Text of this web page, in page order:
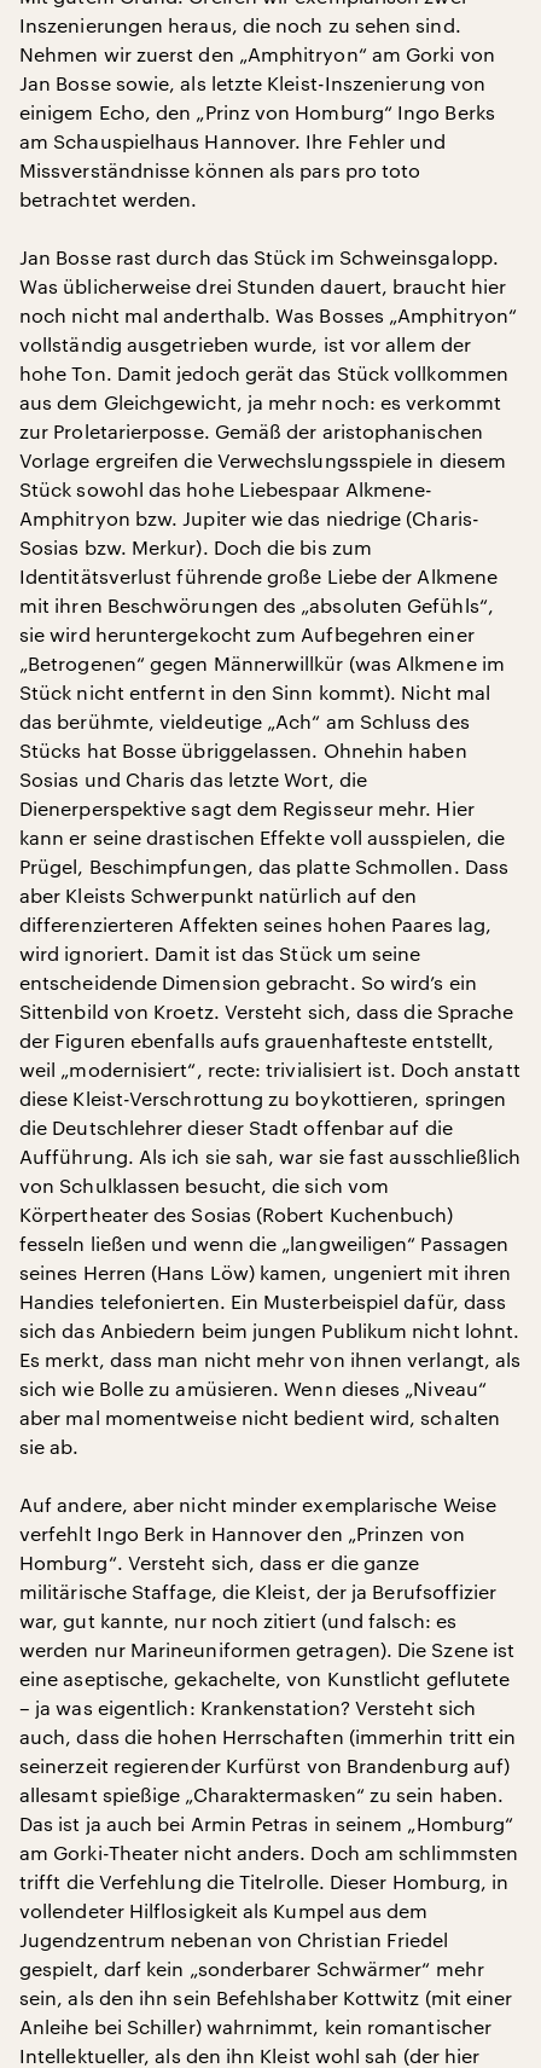
Inszenierungen heraus, die noch zu sehen sind.
Nehmen wir zuerst den „Amphitryon“ am Gorki von
Jan Bosse sowie, als letzte Kleist-Inszenierung von
einigem Echo, den „Prinz von Homburg“ Ingo Berks
am Schauspielhaus Hannover. Ihre Fehler und
Missverständnisse können als pars pro toto
betrachtet werden.
Jan Bosse rast durch das Stück im Schweinsgalopp.
Was üblicherweise drei Stunden dauert, braucht hier
noch nicht mal anderthalb. Was Bosses „Amphitryon“
vollständig ausgetrieben wurde, ist vor allem der
hohe Ton. Damit jedoch gerät das Stück vollkommen
aus dem Gleichgewicht, ja mehr noch: es verkommt
zur Proletarierposse. Gemäß der aristophanischen
Vorlage ergreifen die Verwechslungsspiele in diesem
Stück sowohl das hohe Liebespaar Alkmene-
Amphitryon bzw. Jupiter wie das niedrige (Charis-
Sosias bzw. Merkur). Doch die bis zum
Identitätsverlust führende große Liebe der Alkmene
mit ihren Beschwörungen des „absoluten Gefühls“,
sie wird heruntergekocht zum Aufbegehren einer
„Betrogenen“ gegen Männerwillkür (was Alkmene im
Stück nicht entfernt in den Sinn kommt). Nicht mal
das berühmte, vieldeutige „Ach“ am Schluss des
Stücks hat Bosse übriggelassen. Ohnehin haben
Sosias und Charis das letzte Wort, die
Dienerperspektive sagt dem Regisseur mehr. Hier
kann er seine drastischen Effekte voll ausspielen, die
Prügel, Beschimpfungen, das platte Schmollen. Dass
aber Kleists Schwerpunkt natürlich auf den
differenzierteren Affekten seines hohen Paares lag,
wird ignoriert. Damit ist das Stück um seine
entscheidende Dimension gebracht. So wird’s ein
Sittenbild von Kroetz. Versteht sich, dass die Sprache
der Figuren ebenfalls aufs grauenhafteste entstellt,
weil „modernisiert“, recte: trivialisiert ist. Doch anstatt
diese Kleist-Verschrottung zu boykottieren, springen
die Deutschlehrer dieser Stadt offenbar auf die
Aufführung. Als ich sie sah, war sie fast ausschließlich
von Schulklassen besucht, die sich vom
Körpertheater des Sosias (Robert Kuchenbuch)
fesseln ließen und wenn die „langweiligen“ Passagen
seines Herren (Hans Löw) kamen, ungeniert mit ihren
Handies telefonierten. Ein Musterbeispiel dafür, dass
sich das Anbiedern beim jungen Publikum nicht lohnt.
Es merkt, dass man nicht mehr von ihnen verlangt, als
sich wie Bolle zu amüsieren. Wenn dieses „Niveau“
aber mal momentweise nicht bedient wird, schalten
sie ab.
Auf andere, aber nicht minder exemplarische Weise
verfehlt Ingo Berk in Hannover den „Prinzen von
Homburg“. Versteht sich, dass er die ganze
militärische Staffage, die Kleist, der ja Berufsoffizier
war, gut kannte, nur noch zitiert (und falsch: es
werden nur Marineuniformen getragen). Die Szene ist
eine aseptische, gekachelte, von Kunstlicht geflutete
– ja was eigentlich: Krankenstation? Versteht sich
auch, dass die hohen Herrschaften (immerhin tritt ein
seinerzeit regierender Kurfürst von Brandenburg auf)
allesamt spießige „Charaktermasken“ zu sein haben.
Das ist ja auch bei Armin Petras in seinem „Homburg“
am Gorki-Theater nicht anders. Doch am schlimmsten
trifft die Verfehlung die Titelrolle. Dieser Homburg, in
vollendeter Hilflosigkeit als Kumpel aus dem
Jugendzentrum nebenan von Christian Friedel
gespielt, darf kein „sonderbarer Schwärmer“ mehr
sein, als den ihn sein Befehlshaber Kottwitz (mit einer
Anleihe bei Schiller) wahrnimmt, kein romantischer
Intellektueller, als den ihn Kleist wohl sah (der hier